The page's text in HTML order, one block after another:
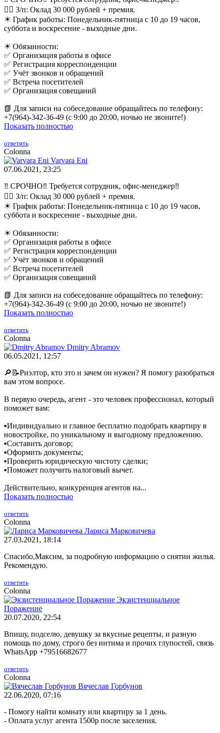
👉🏻 З/п: Оклад 30 000 рублей + премия.
☀ График работы: Понедельник-пятница с 10 до 19 часов,
суббота и воскресение - выходные дни.
☀ Обязанности:
✅ Организация работы в офисе
✅ Регистрация корреспонденции
✅ Учёт звонков и обращений
✅ Встреча посетителей
✅ Организация совещаний
📗 Для записи на собеседование обращайтесь по телефону:
+7(964)-342-36-49 (с 9:00 до 20:00, ночью не звоните!)
Показать полностью
ответить
Colonna
Varvara Eni
07.06.2021, 23:25
‼ СРОЧНО‼ Требуется сотрудник, офис-менеджер‼
👉🏻 З/п: Оклад 30 000 рублей + премия.
☀ График работы: Понедельник-пятница с 10 до 19 часов,
суббота и воскресение - выходные дни.
☀ Обязанности:
✅ Организация работы в офисе
✅ Регистрация корреспонденции
✅ Учёт звонков и обращений
✅ Встреча посетителей
✅ Организация совещаний
📗 Для записи на собеседование обращайтесь по телефону:
+7(964)-342-36-49 (с 9:00 до 20:00, ночью не звоните!)
Показать полностью
ответить
Colonna
Dmitry Abramov
06.05.2021, 12:57
🔎📝Риэлтор, кто это и зачем он нужен? Я помогу разобраться
вам этом вопросе.
В первую очередь, агент - это человек профессионал, который
поможет вам:
▪️Индивидуально и главное бесплатно подобрать квартиру в
новостройке, по уникальному и выгодному предложению.
▪️Составить договор;
▪️Оформить документы;
▪️Проверить юридическую чистоту сделки;
▪️Поможет получить налоговый вычет.
Действительно, конкуренция агентов на...
Показать полностью
ответить
Colonna
Лариса Марковичева
27.03.2021, 18:14
Спасибо,Максим, за подробную информацию о снятии жилья.
Рекомендую.
ответить
Colonna
Экзистенциальное
Поражение
20.07.2020, 22:54
Впишу, подселю, девушку за вкусные рецепты, и разную
помощь по дому, строго без интима и прочих глупостей, связь
WhatsApp +79516682677
ответить
Colonna
Вячеслав Горбунов
22.06.2020, 07:16
- Помогу найти комнату или квартиру за 1 день.
- Оплата услуг агента 1500р после заселения.